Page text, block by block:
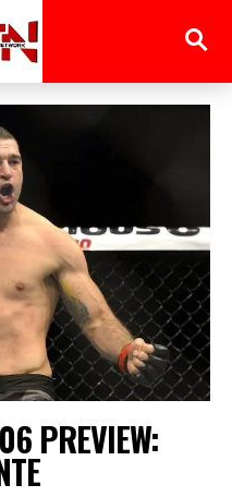
PREVIEW: